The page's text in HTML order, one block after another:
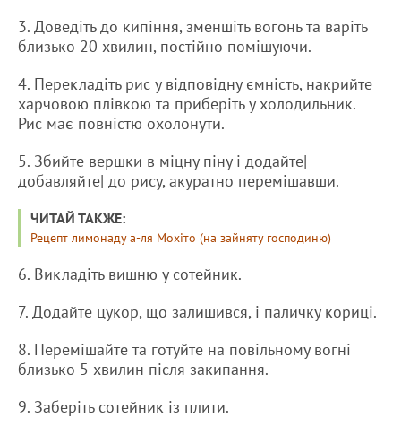
3. Доведіть до кипіння, зменшіть вогонь та варіть
близько 20 хвилин, постійно помішуючи.
4. Перекладіть рис у відповідну ємність, накрийте
харчовою плівкою та приберіть у холодильник.
Рис має повністю охолонути.
5. Збийте вершки в міцну піну і додайте|
добавляйте| до рису, акуратно перемішавши.
ЧИТАЙ ТАКЖЕ:
Рецепт лимонаду а-ля Мохіто (на зайняту господиню)
6. Викладіть вишню у сотейник.
7. Додайте цукор, що залишився, і паличку кориці.
8. Перемішайте та готуйте на повільному вогні
близько 5 хвилин після закипання.
9. Заберіть сотейник із плити.